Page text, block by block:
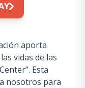
aporta
vidas de las
Esta
nosotros para